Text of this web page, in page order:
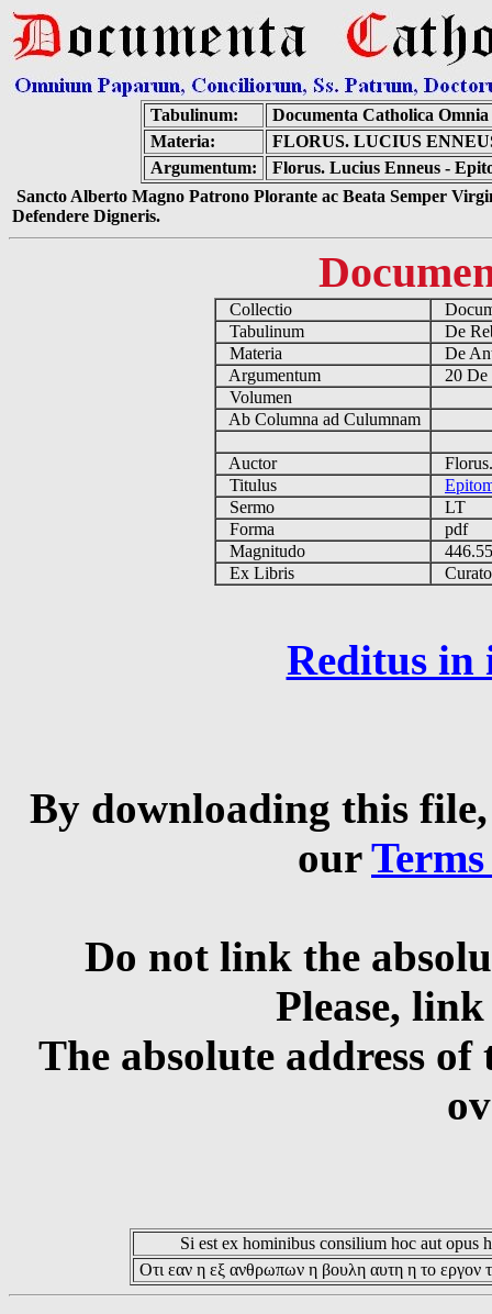
Tabulinum:
Documenta Catholica Omnia
Materia:
FLORUS. LUCIUS
Argumentum:
Florus. Lucius Enneus -
Sancto Alberto Magno Patrono Plorante ac Beata Semper
Defendere Digneris.
Collectio
Tabulinum
De
Materia
De
Argumentum
20
Volumen
Ab Columna ad Culumnam
Auctor
Titulus
Sermo
LT
Forma
pdf
Magnitudo
Ex Libris
Reditus in
By downloading this
our
Do not link the
Please,
The absolute address
Si est ex hominibus consilium hoc aut opus
Οτι εαν η εξ ανθρωπων η βουλη αυτη η το εργον